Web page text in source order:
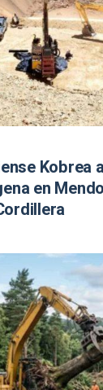
Kobrea
en